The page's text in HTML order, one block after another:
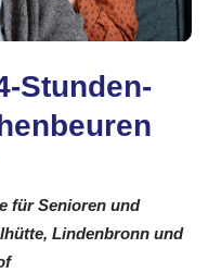
Stunden-
für Senioren und
Lindenbronn und